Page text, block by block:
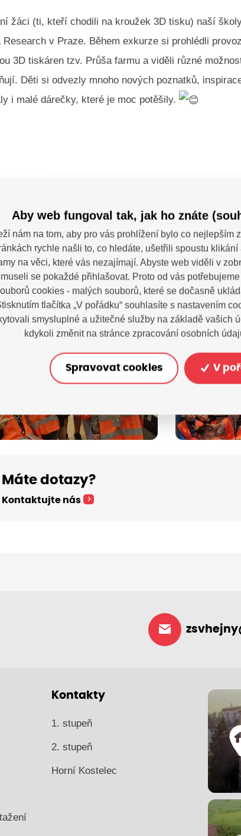
žáci (ti, kteří chodili na kroužek 3D tisku) naší
Research v Praze. Během exkurze si prohlédli
3D tiskáren tzv. Průša farmu a viděli různé
Děti si odvezly mnoho nových poznatků,
i malé dárečky, které je moc potěšily.
Máte dotazy?
Kontaktujte nás
Kontakty
1. stupeň
2. stupeň
Horní Kostelec
Aby web fungoval tak, jak ho znáte
nám na tom, aby pro vás prohlížení bylo co nejlepším
rychle našli to, co hledáte, ušetřili spoustu
na věci, které vás nezajímají. Abyste web viděli v
se pokaždé přihlašovat. Proto od vás
cookies - malých souborů, které se dočasně
tlačítka „V pořádku“ souhlasíte s nastavením
smysluplné a užitečné služby na základě vašich
kdykoli změnit na stránce zpracování osobních
Spravovat cookies V